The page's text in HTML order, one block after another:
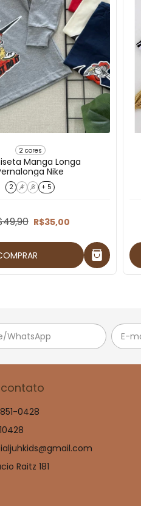
2 cores
Manga Longa
Nike
2 4 6 + 5
R$35,00
contato
0428
Raitz 181